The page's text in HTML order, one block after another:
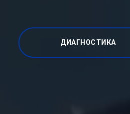
ДИАГНОСТИКА